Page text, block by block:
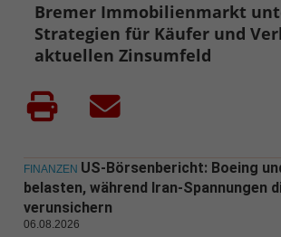
Bremer Immobilienmarkt
Strategien für Käufer und
aktuellen Zinsumfeld
FINANZEN US-Börsenbericht: Boeing
belasten, während Iran-Spannungen
verunsichern
06.08.2026